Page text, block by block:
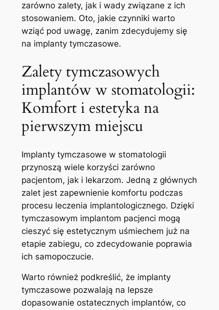
zarówno zalety, jak i wady związane z⁣ ich
‌stosowaniem. Oto, jakie czynniki warto
wziąć pod uwagę, zanim zdecydujemy się⁢
na implanty tymczasowe.
Zalety tymczasowych
⁤implantów ⁢w stomatologii:
Komfort i estetyka ‍na
⁤pierwszym miejscu
Implanty​ tymczasowe w‌ stomatologii ​
przynoszą‌ wiele korzyści⁢ zarówno
pacjentom, jak i lekarzom. Jedną ‌z głównych
⁢zalet jest zapewnienie komfortu podczas
procesu leczenia⁤ implantologicznego. Dzięki
tymczasowym implantom pacjenci ‌mogą
cieszyć się estetycznym uśmiechem już na
⁢etapie zabiegu, ⁤co zdecydowanie poprawia
ich samopoczucie.
Warto również podkreślić, że implanty
tymczasowe pozwalają na⁤ lepsze
dopasowanie ostatecznych implantów, co